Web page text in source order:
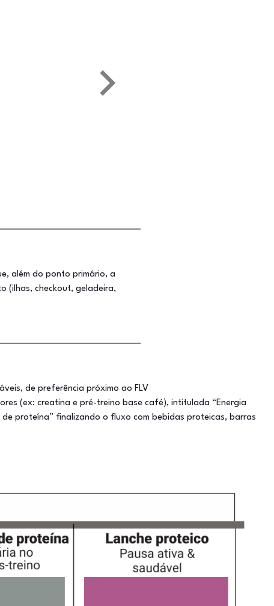
além do ponto primário, a
(ilhas, checkout, geladeira,
de preferência próximo ao FLV
(ex: creatina e pré-treino base café), intitulada “Energia
proteína” finalizando o fluxo com bebidas proteicas, barras